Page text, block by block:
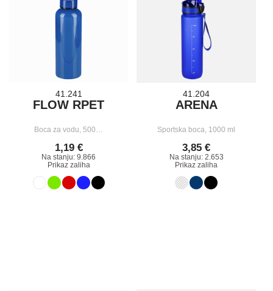
41.241
FLOW RPET
Boca za vodu, 500…
1,19 €
Na stanju: 9.866
Prikaz zaliha
41.204
ARENA
Sportska boca, 1000 ml
3,85 €
Na stanju: 2.653
Prikaz zaliha